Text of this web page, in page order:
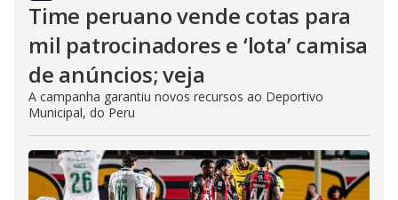
Time peruano vende cotas para
mil patrocinadores e ‘lota’ camisa
de anúncios; veja
A campanha garantiu novos recursos ao Deportivo
Municipal, do Peru